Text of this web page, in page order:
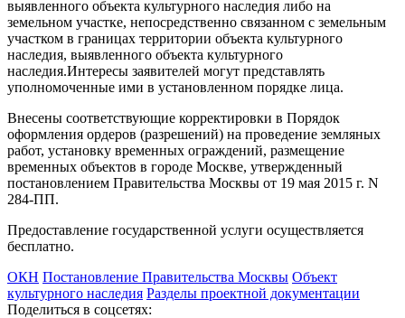
выявленного объекта культурного наследия либо на
земельном участке, непосредственно связанном с земельным
участком в границах территории объекта культурного
наследия, выявленного объекта культурного
наследия.Интересы заявителей могут представлять
уполномоченные ими в установленном порядке лица.
Внесены соответствующие корректировки в Порядок
оформления ордеров (разрешений) на проведение земляных
работ, установку временных ограждений, размещение
временных объектов в городе Москве, утвержденный
постановлением Правительства Москвы от 19 мая 2015 г. N
284-ПП.
Предоставление государственной услуги осуществляется
бесплатно.
ОКН Постановление Правительства Москвы Объект
культурного наследия Разделы проектной документации
Поделиться в соцсетях: